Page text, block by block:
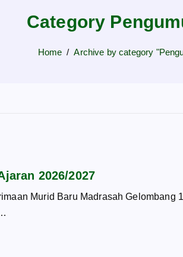
Category
Home Archive by category
2026/2027
Murid Baru Madrasah